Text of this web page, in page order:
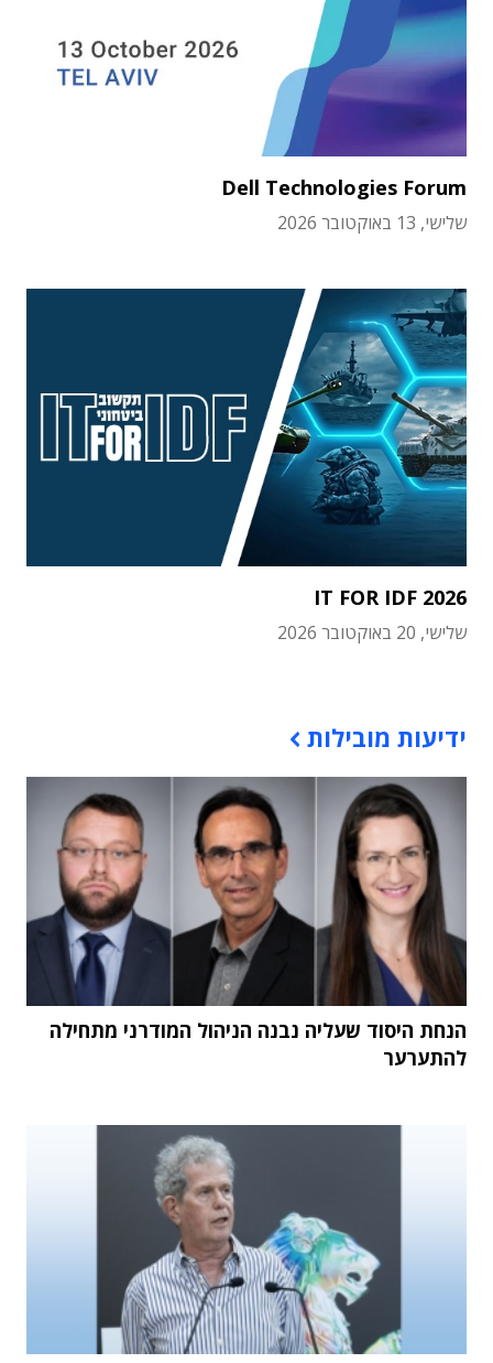
Dell Technologies Forum
שלישי, 13 באוקטובר 2026
IT FOR IDF 2026
שלישי, 20 באוקטובר 2026
ידיעות מובילות
הנחת היסוד שעליה נבנה הניהול המודרני מתחילה
להתערער